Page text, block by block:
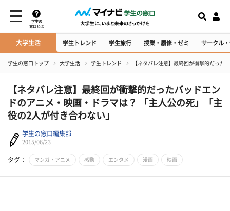
学生の
窓口とは
大学生活 学生トレンド 学生旅行 授業・履修・ゼミ サークル
学生の窓口トップ 大学生活 学生トレンド 【ネタバレ注意】最終回が衝撃的だった
【ネタバレ注意】最終回が衝撃的だったバッドエン
ドのアニメ・映画・ドラマは？ 「主人公の死」「主
役の2人が付き合わない」
学生の窓口編集部
2015/06/23
タグ： マンガ・アニメ 感動 エンタメ 漫画 映画